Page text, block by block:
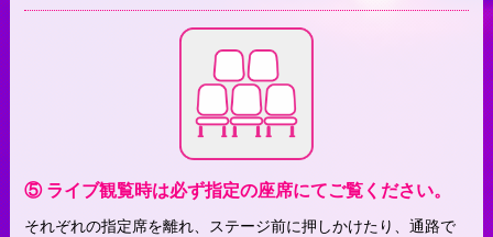
⑤ ライブ観覧時は必ず指定の座席にてご覧ください。
それぞれの指定席を離れ、ステージ前に押しかけたり、通路で